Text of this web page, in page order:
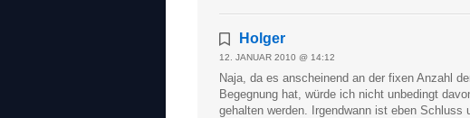
Holger
12. JANUAR 2010 @ 14:12
Naja, da es anscheinend an der fixen Anzahl
Begegnung hat, würde ich nicht unbedingt
gehalten werden. Irgendwann ist eben Schluss